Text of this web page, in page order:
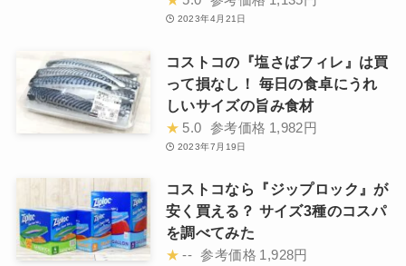
2023年4月21日
コストコの『塩さばフィレ』は買
って損なし！ 毎日の食卓にうれ
しいサイズの旨み食材
★ 5.0 参考価格 1,982円
2023年7月19日
コストコなら『ジップロック』が
安く買える？ サイズ3種のコスパ
を調べてみた
★ -- 参考価格 1,928円